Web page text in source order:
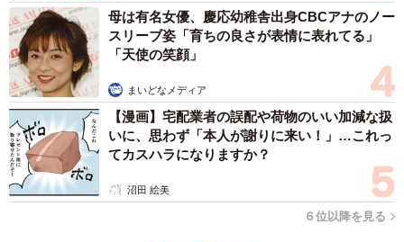
母は有名女優、慶応幼稚舎出身CBCアナのノー
スリーブ姿「育ちの良さが表情に表れてる」
「天使の笑顔」
まいどなメディア
【漫画】宅配業者の誤配や荷物のいい加減な扱
いに、思わず「本人が謝りに来い！」…これっ
てカスハラになりますか？
沼田 絵美
６位以降を見る